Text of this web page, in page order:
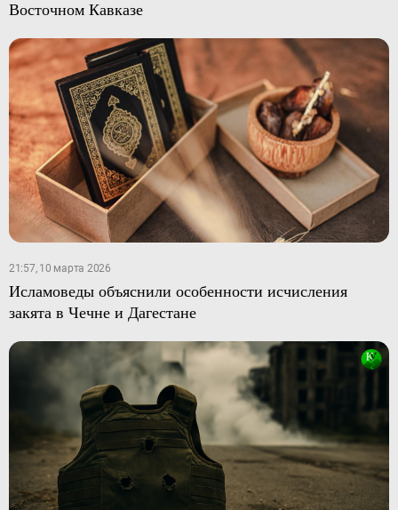
Восточном Кавказе
21:57, 10 марта 2026
Исламоведы объяснили особенности исчисления
закята в Чечне и Дагестане